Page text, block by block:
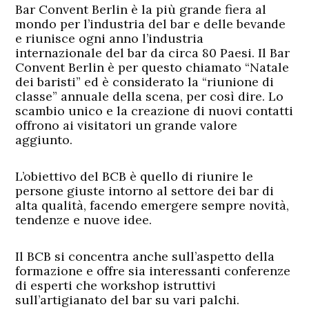
Bar Convent Berlin è la più grande fiera al
mondo per l’industria del bar e delle bevande
e riunisce ogni anno l’industria
internazionale del bar da circa 80 Paesi. Il Bar
Convent Berlin è per questo chiamato “Natale
dei baristi” ed è considerato la “riunione di
classe” annuale della scena, per così dire. Lo
scambio unico e la creazione di nuovi contatti
offrono ai visitatori un grande valore
aggiunto.
L’obiettivo del BCB è quello di riunire le
persone giuste intorno al settore dei bar di
alta qualità, facendo emergere sempre novità,
tendenze e nuove idee.
Il BCB si concentra anche sull’aspetto della
formazione e offre sia interessanti conferenze
di esperti che workshop istruttivi
sull’artigianato del bar su vari palchi.